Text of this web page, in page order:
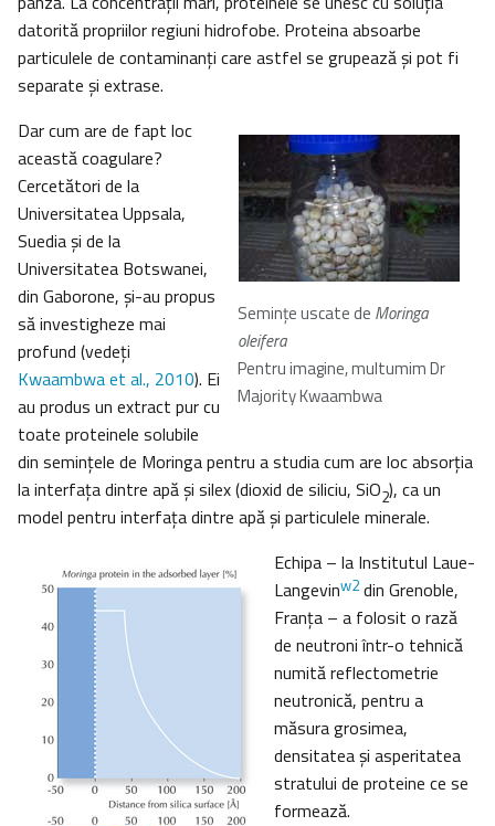
datorită propriilor regiuni hidrofobe. Proteina absoarbe
particulele de contaminanţi care astfel se grupează şi pot fi
separate şi extrase.
Seminţe uscate de Moringa
oleifera
Pentru imagine, multumim Dr
Majority Kwaambwa
Dar cum are de fapt loc
această coagulare?
Cercetători de la
Universitatea Uppsala,
Suedia şi de la
Universitatea Botswanei,
din Gaborone, şi-au propus
să investigheze mai
profund (vedeţi
Kwaambwa et al., 2010). Ei
au produs un extract pur cu
toate proteinele solubile
din seminţele de Moringa pentru a studia cum are loc absorţia
la interfaţa dintre apă şi silex (dioxid de siliciu, SiO2), ca un
model pentru interfaţa dintre apă şi particulele minerale.
Echipa – la Institutul Laue-
Langevinw2din Grenoble,
Franţa – a folosit o rază
de neutroni într-o tehnică
numită reflectometrie
neutronică, pentru a
măsura grosimea,
densitatea şi asperitatea
stratului de proteine ce se
formează.